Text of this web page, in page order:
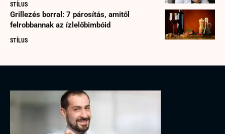
STÍLUS
Grillezés borral: 7 párosítás, amitől
felrobbannak az ízlelőbimbóid
STÍLUS